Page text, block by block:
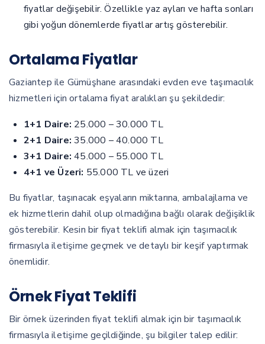
fiyatlar değişebilir. Özellikle yaz ayları ve hafta sonları
gibi yoğun dönemlerde fiyatlar artış gösterebilir.
Ortalama Fiyatlar
Gaziantep ile Gümüşhane arasındaki evden eve taşımacılık
hizmetleri için ortalama fiyat aralıkları şu şekildedir:
1+1 Daire: 25.000 – 30.000 TL
2+1 Daire: 35.000 – 40.000 TL
3+1 Daire: 45.000 – 55.000 TL
4+1 ve Üzeri: 55.000 TL ve üzeri
Bu fiyatlar, taşınacak eşyaların miktarına, ambalajlama ve
ek hizmetlerin dahil olup olmadığına bağlı olarak değişiklik
gösterebilir. Kesin bir fiyat teklifi almak için taşımacılık
firmasıyla iletişime geçmek ve detaylı bir keşif yaptırmak
önemlidir.
Örnek Fiyat Teklifi
Bir örnek üzerinden fiyat teklifi almak için bir taşımacılık
firmasıyla iletişime geçildiğinde, şu bilgiler talep edilir: